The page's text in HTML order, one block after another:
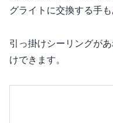
グライトに交換する手も
引っ掛けシーリングが
けできます。